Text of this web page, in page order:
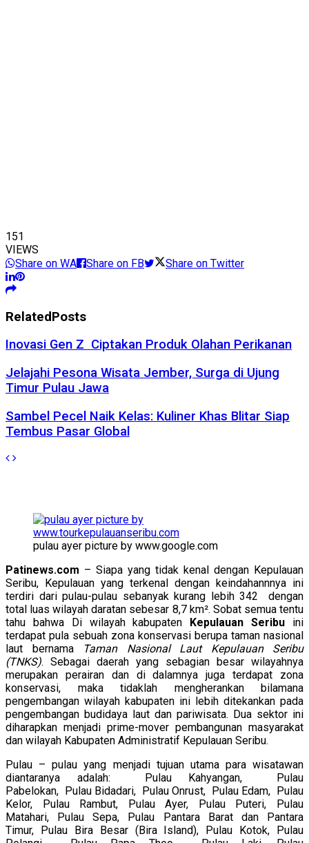
151
VIEWS
Share on WA
Share on FB Share on Twitter
RelatedPosts
Inovasi Gen Z Ciptakan Produk Olahan Perikanan
Jelajahi Pesona Wisata Jember, Surga di Ujung
Timur Pulau Jawa
Sambel Pecel Naik Kelas: Kuliner Khas Blitar Siap
Tembus Pasar Global
pulau ayer picture by www.google.com
Patinews.com – Siapa yang tidak kenal dengan Kepulauan
Seribu, Kepulauan yang terkenal dengan keindahannnya ini
terdiri dari pulau-pulau sebanyak kurang lebih 342 dengan
total luas wilayah daratan sebesar 8,7 km². Sobat semua tentu
tahu bahwa Di wilayah kabupaten
Kepulauan Seribu ini
terdapat pula sebuah zona konservasi berupa taman nasional
laut bernama
Taman Nasional Laut Kepulauan Seribu
(TNKS). Sebagai daerah yang sebagian besar wilayahnya
merupakan perairan dan di dalamnya juga terdapat zona
konservasi, maka tidaklah mengherankan bilamana
pengembangan wilayah kabupaten ini lebih ditekankan pada
pengembangan budidaya laut dan pariwisata. Dua sektor ini
diharapkan menjadi prime-mover pembangunan masyarakat
dan wilayah Kabupaten Administratif Kepulauan Seribu.
Pulau – pulau yang menjadi tujuan utama para wisatawan
diantaranya adalah: Pulau Kahyangan, Pulau
Pabelokan, Pulau Bidadari, Pulau Onrust, Pulau Edam, Pulau
Kelor, Pulau Rambut, Pulau Ayer, Pulau Puteri, Pulau
Matahari, Pulau Sepa, Pulau Pantara Barat dan Pantara
Timur, Pulau Bira Besar (Bira Island), Pulau Kotok, Pulau